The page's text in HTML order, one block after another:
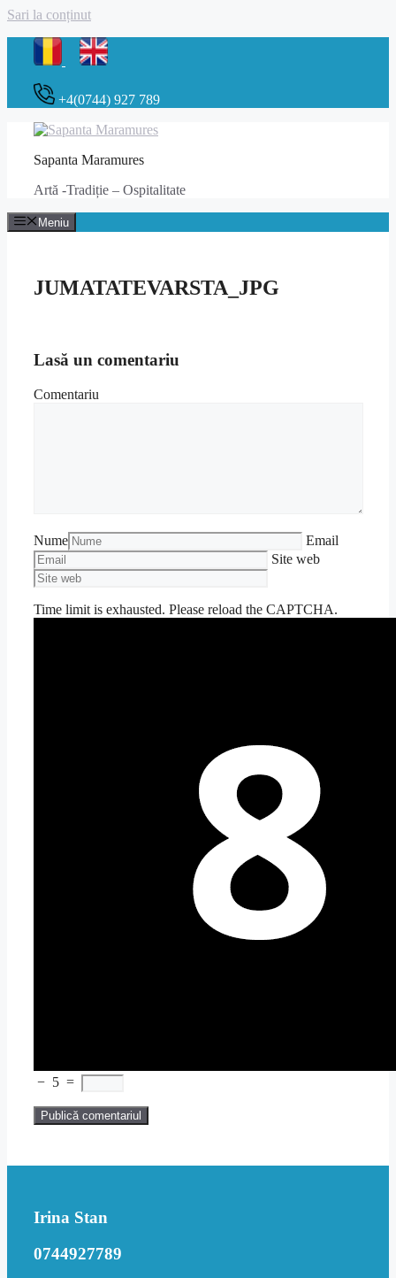
Sari la conținut
+4(0744) 927 789
Sapanta Maramures
Artă -Tradiție – Ospitalitate
Meniu
JUMATATEVARSTA_JPG
Lasă un comentariu
Comentariu
Nume
Email
Site web
Time limit is exhausted. Please reload the CAPTCHA.
− 5 =
Irina Stan
0744927789